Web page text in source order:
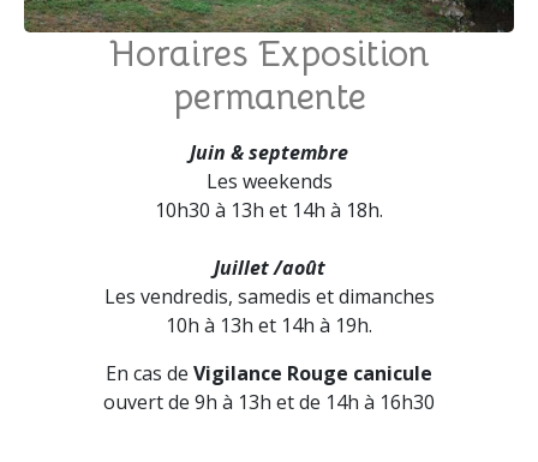
Horaires Exposition
permanente
Juin & septembre
Les weekends
10h30 à 13h et 14h à 18h.
Juillet /août
Les vendredis, samedis et dimanches
10h à 13h et 14h à 19h.
En cas de Vigilance Rouge canicule
ouvert de 9h à 13h et de 14h à 16h30